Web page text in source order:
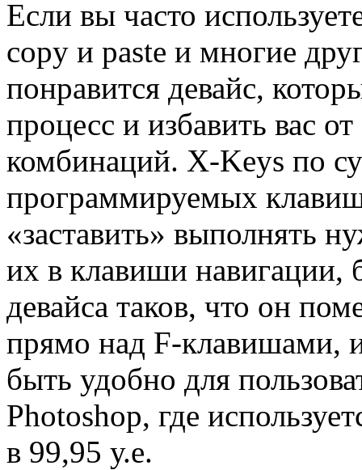
Если вы часто
copy и paste и многие
понравится девайс,
процесс и избавить вас
комбинаций. X-Keys по
программируемых
«заставить» выполнять
их в клавиши навигации,
девайса таков, что он
прямо над F-клавишами,
быть удобно для
Photoshop, где
в 99,95 у.е.